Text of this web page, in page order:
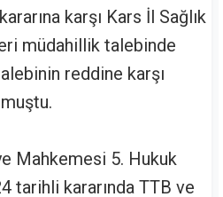
karşı Kars İl Sağlık
müdahillik talebinde
reddine karşı
Mahkemesi 5. Hukuk
tarihli kararında TTB ve